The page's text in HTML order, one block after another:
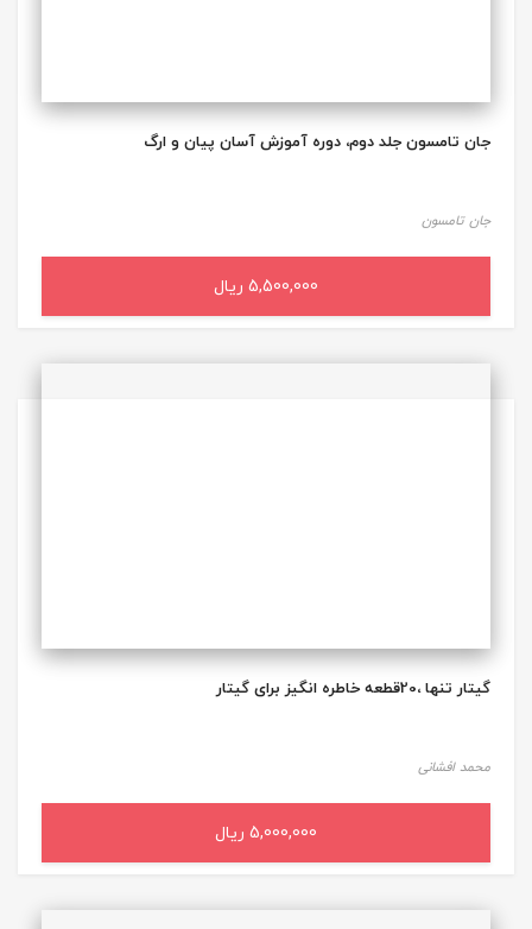
جان تامسون جلد دوم، دوره آموزش آسان پیان و ارگ
جان تامسون
5,500,000 ریال
افزودن به سبد خرید
گیتار تنها ،20قطعه خاطره انگیز برای گیتار
محمد افشانی
5,000,000 ریال
افزودن به سبد خرید